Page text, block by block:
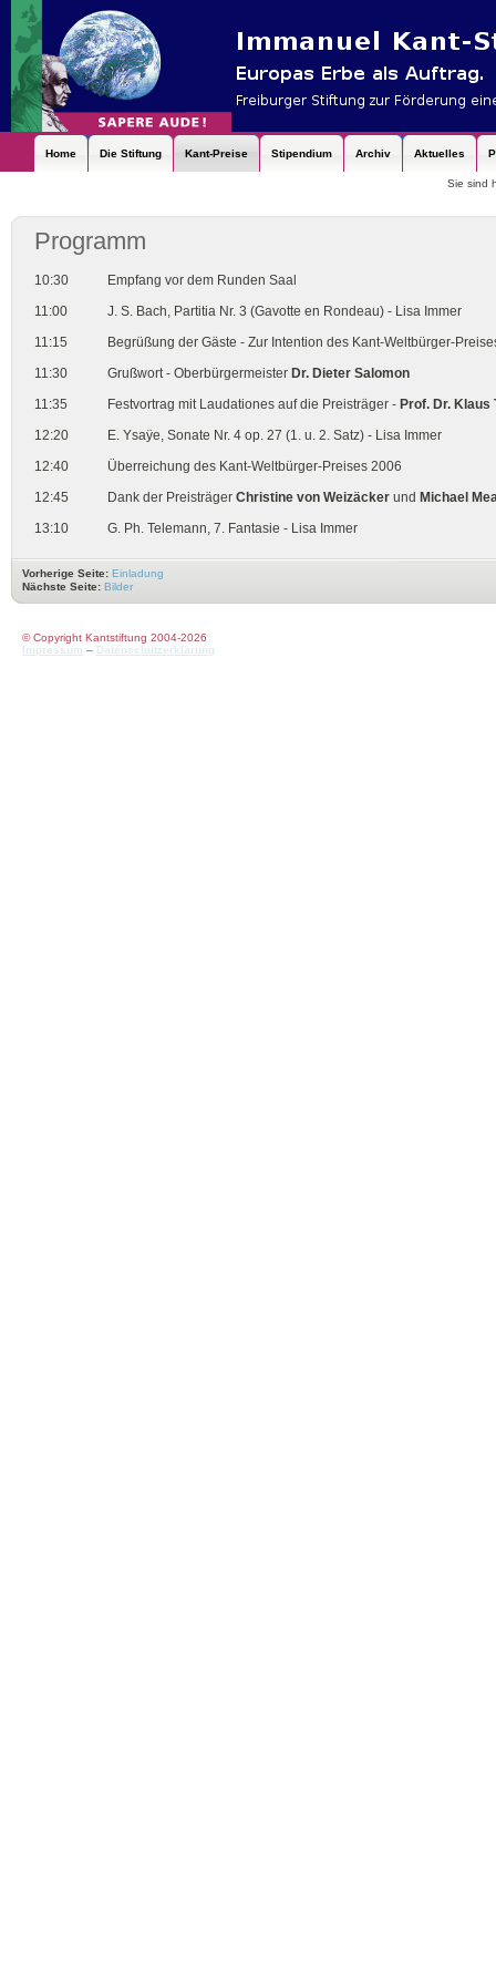
Home Die Stiftung Kant-Preise Stipendium Archiv Aktuelles
Sie sind
Programm
10:30
Empfang vor dem Runden Saal
11:00
J. S. Bach, Partitia Nr. 3 (Gavotte en Rondeau) - Lisa Immer
11:15
Begrüßung der Gäste - Zur Intention des Kant-Weltbürger-
11:30
Grußwort - Oberbürgermeister Dr. Dieter Salomon
11:35
Festvortrag mit Laudationes auf die Preisträger - Prof. Dr. Klaus
12:20
E. Ysaÿe, Sonate Nr. 4 op. 27 (1. u. 2. Satz) - Lisa Immer
12:40
Überreichung des Kant-Weltbürger-Preises 2006
12:45
Dank der Preisträger Christine von Weizäcker und Michael
13:10
G. Ph. Telemann, 7. Fantasie - Lisa Immer
Vorherige Seite: Einladung
Nächste Seite: Bilder
© Copyright Kantstiftung 2004-2026
Impressum – Datenschutzerklärung